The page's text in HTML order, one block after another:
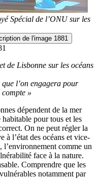
Spécial de l’ONU sur les
de l'image 1881
de Lisbonne sur les océans
l’on engagera pour
compte »
dépendent de la mer
pour tous et les
On ne peut régler la
à l’état des océans et vice-
l’environnement comme un
face à la nature.
Comprendre que les
notamment par